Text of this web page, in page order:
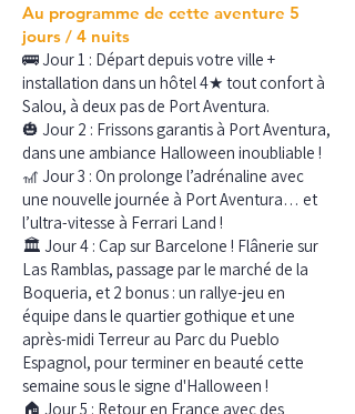
Au programme de cette aventure 5
jours / 4 nuits
🚌 Jour 1 : Départ depuis votre ville +
installation dans un hôtel 4★ tout confort à
Salou, à deux pas de Port Aventura.
🎃 Jour 2 : Frissons garantis à Port Aventura,
dans une ambiance Halloween inoubliable !
🎢 Jour 3 : On prolonge l’adrénaline avec
une nouvelle journée à Port Aventura… et
l’ultra-vitesse à Ferrari Land !
🏛️ Jour 4 : Cap sur Barcelone ! Flânerie sur
Las Ramblas, passage par le marché de la
Boqueria, et 2 bonus : un rallye-jeu en
équipe dans le quartier gothique et une
après-midi Terreur au Parc du Pueblo
Espagnol, pour terminer en beauté cette
semaine sous le signe d'Halloween !
🏠 Jour 5 : Retour en France avec des